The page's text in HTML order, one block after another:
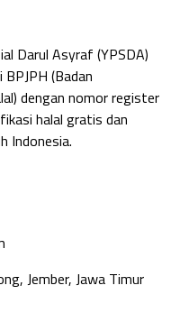
Darul Asyraf (YPSDA)
(Badan
dengan nomor register
halal gratis dan
Indonesia.
Jember, Jawa Timur